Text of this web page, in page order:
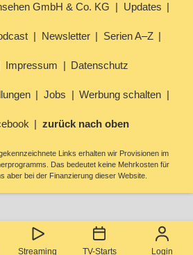
Streaming TV-Starts Login
GmbH & Co. KG Updates
Newsletter Serien A–Z
Impressum Datenschutz
Jobs Werbung schalten
zurück nach oben
Links erhalten wir Provisionen im
Das bedeutet keine Mehrkosten für
aber bei der Finanzierung dieser Website.